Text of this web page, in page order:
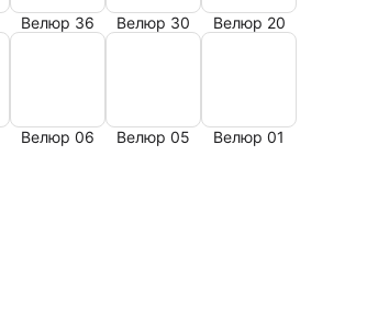
Велюр 36 Велюр 30 Велюр 20
Велюр 06 Велюр 05 Велюр 01